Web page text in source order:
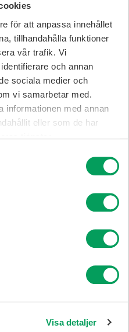
för att anpassa innehållet
tillhandahålla funktioner
vår trafik. Vi
och annan
sociala medier och
vi samarbetar med.
informationen med annan
eller som de har
Visa detaljer
Mjukvaruutveckling
Inköpare
IT Specialist
IT-arkitekt IT-inköp
Lösningsarkitekt
Managementkonsult
Maskiningenjör -
Produkter
Maskiningenjör - System